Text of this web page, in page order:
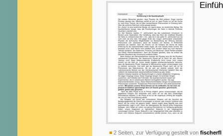
2 Seiten, zur Verfügung gestellt von fischerfl